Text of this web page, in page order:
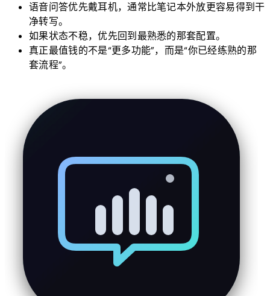
语音问答优先戴耳机，通常比笔记本外放更容易得到干
净转写。
如果状态不稳，优先回到最熟悉的那套配置。
真正最值钱的不是“更多功能”，而是“你已经练熟的那
套流程”。